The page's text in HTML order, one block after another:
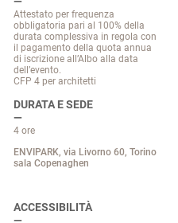
Attestato per frequenza
obbligatoria pari al 100% della
durata complessiva in regola con
il pagamento della quota annua
di iscrizione all’Albo alla data
dell’evento.
CFP 4 per architetti
DURATA E SEDE
4 ore
ENVIPARK, via Livorno 60, Torino
sala Copenaghen
ACCESSIBILITÀ